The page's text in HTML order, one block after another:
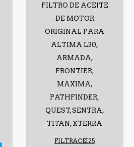
FILTRO DE ACEITE
DE MOTOR
ORIGINAL PARA
ALTIMA L30,
ARMADA,
FRONTIER,
MAXIMA,
PATHFINDER,
QUEST, SENTRA,
TITAN, XTERRA
FILTRACEI25